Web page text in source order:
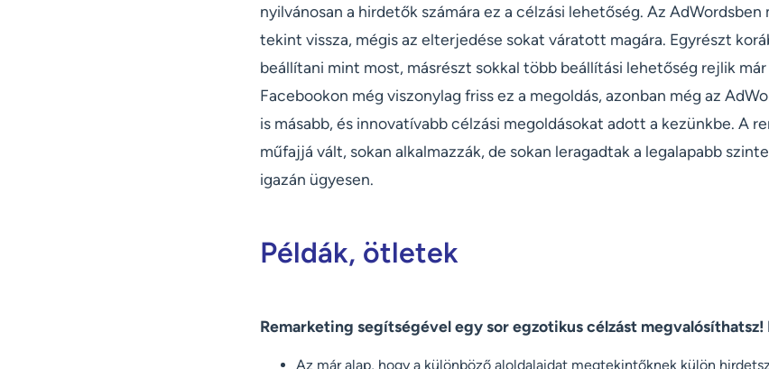
nyilvánosan a hirdetők számára ez a célzási lehetőség. Az AdWordsben
tekint vissza, mégis az elterjedése sokat váratott magára. Egyrészt
beállítani mint most, másrészt sokkal több beállítási lehetőség rejlik
Facebookon még viszonylag friss ez a megoldás, azonban még az
is másabb, és innovatívabb célzási megoldásokat adott a kezünkbe. A
műfajjá vált, sokan alkalmazzák, de sokan leragadtak a legalapabb
igazán ügyesen.
Példák, ötletek
Remarketing segítségével egy sor egzotikus célzást megvalósíthatsz!
Az már alap, hogy a különböző aloldalaidat megtekintőknek külön